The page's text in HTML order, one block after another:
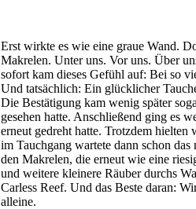
Erst wirkte es wie eine graue Wand.
Makrelen. Unter uns. Vor uns. Über
sofort kam dieses Gefühl auf: Bei so
Und tatsächlich: Ein glücklicher
Die Bestätigung kam wenig später
gesehen hatte. Anschließend ging es
erneut gedreht hatte. Trotzdem
im Tauchgang wartete dann schon
den Makrelen, die erneut wie eine
und weitere kleinere Räuber durchs
Carless Reef. Und das Beste daran:
alleine.